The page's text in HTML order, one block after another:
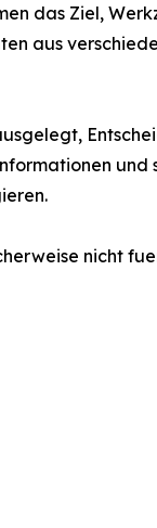
das Ziel,
aus
nicht